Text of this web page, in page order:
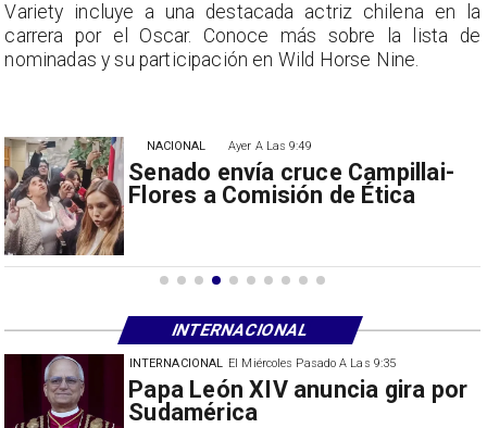
El Miércoles Pasado A Las 9:35
China restringe exportación de
drones a EEUU y sanciona
INTERNACIONAL
Ayer A Las 9:49
Senado envía cruce Campillai-
Flores a Comisión de Ética
NACIONAL
Variety incluye a una destacada actriz chilena en la
carrera por el Oscar. Conoce más sobre la lista de
nominadas y su participación en Wild Horse Nine.
INTERNACIONAL